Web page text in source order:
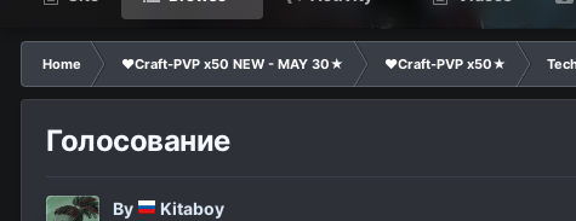
Home ❤Craft-PVP x50 NEW - MAY 30★ ❤Craft-PVP x50★
Голосование
By
Kitaboy